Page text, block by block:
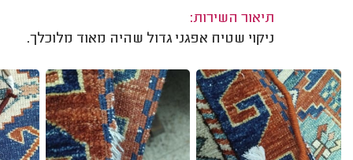
תיאור השירות:
ניקוי שטיח אפגני גדול שהיה מאוד מלוכלך.